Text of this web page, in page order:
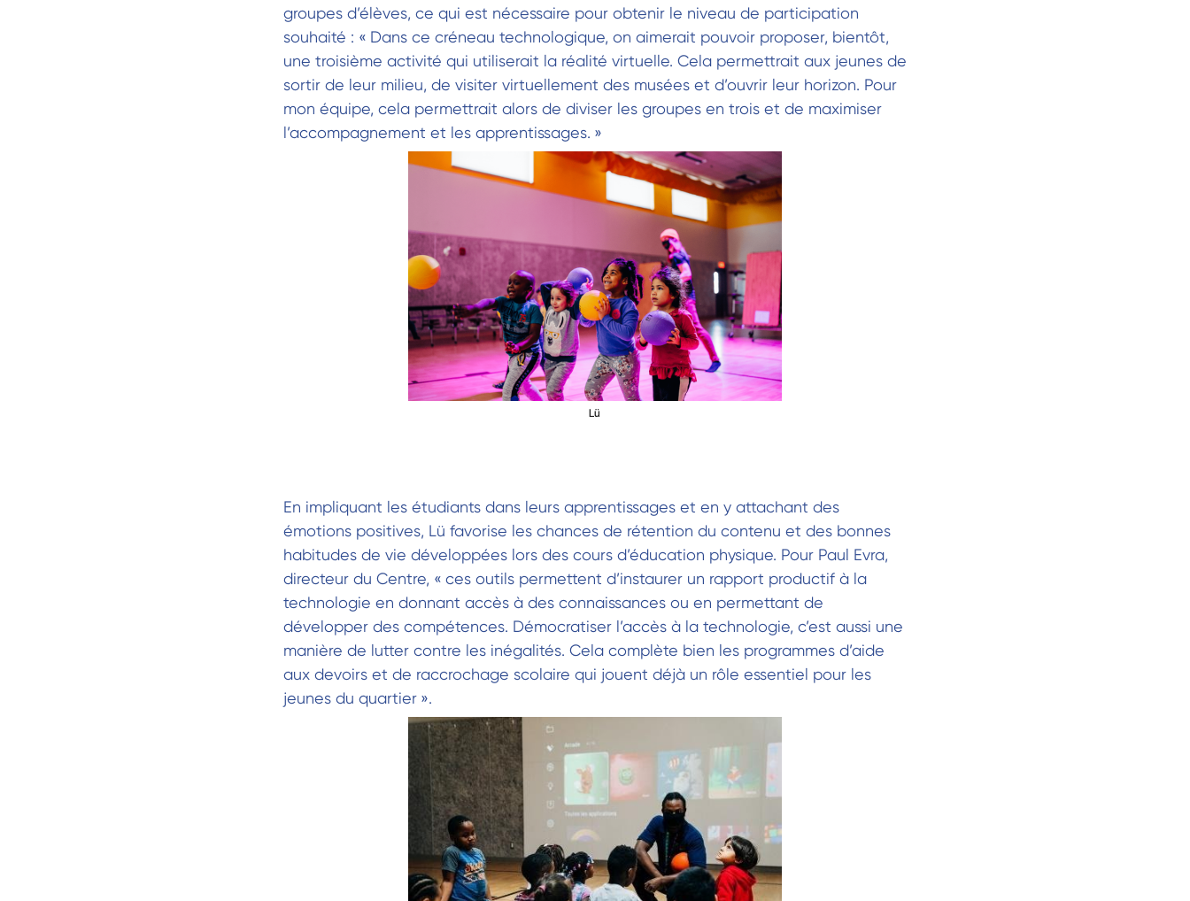
groupes d’élèves, ce qui est nécessaire pour obtenir le niveau de participation
souhaité : « Dans ce créneau technologique, on aimerait pouvoir proposer, bientôt,
une troisième activité qui utiliserait la réalité virtuelle. Cela permettrait aux jeunes de
sortir de leur milieu, de visiter virtuellement des musées et d’ouvrir leur horizon. Pour
mon équipe, cela permettrait alors de diviser les groupes en trois et de maximiser
l’accompagnement et les apprentissages. »
Lü
En impliquant les étudiants dans leurs apprentissages et en y attachant des
émotions positives, Lü favorise les chances de rétention du contenu et des bonnes
habitudes de vie développées lors des cours d’éducation physique. Pour Paul Evra,
directeur du Centre, « ces outils permettent d’instaurer un rapport productif à la
technologie en donnant accès à des connaissances ou en permettant de
développer des compétences. Démocratiser l’accès à la technologie, c’est aussi une
manière de lutter contre les inégalités. Cela complète bien les programmes d’aide
aux devoirs et de raccrochage scolaire qui jouent déjà un rôle essentiel pour les
jeunes du quartier ».